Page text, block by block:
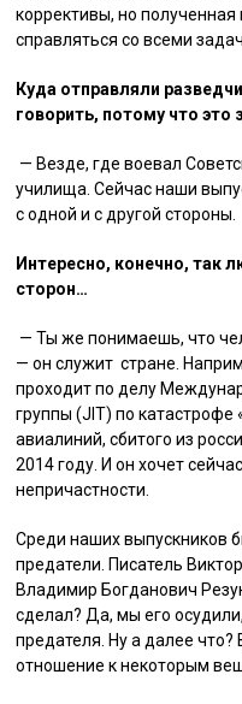
коррективы, но
справляться со всеми
Куда отправляли
говорить, потому что это
— Везде, где воевал
училища. Сейчас наши
c одной и с другой стороны.
Интересно, конечно, так
сторон…
— Ты же понимаешь, что
— он служит стране.
проходит по делу
группы (JIT) по катастрофе
авиалиний, сбитого из
2014 году. И он хочет
непричастности.
Среди наших выпускников
предатели. Писатель
Владимир Богданович
сделал? Да, мы его
предателя. Ну а далее
отношение к некоторым